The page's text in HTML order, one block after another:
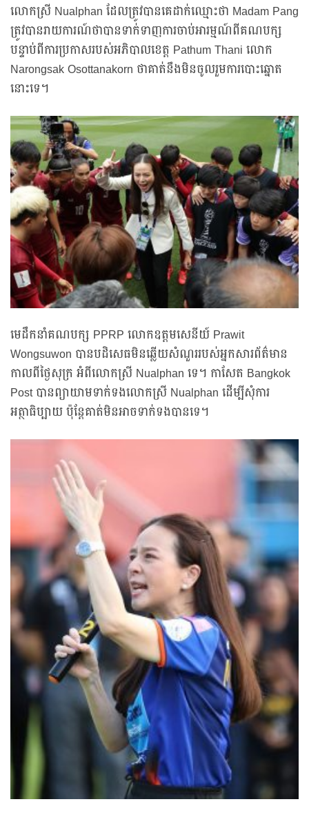
លោកស្រី Nualphan ដែលត្រូវបានគេដាក់ឈ្មោះថា Madam Pang
ត្រូវបានរាយការណ៍ថាបានទាក់ទាញការចាប់អារម្មណ៍ពីគណបក្ស
បន្ទាប់ពីការប្រកាសរបស់អភិបាលខេត្ត Pathum Thani លោក
Narongsak Osottanakorn ថាគាត់នឹងមិនចូលរួមការបោះឆ្នោត
នោះទេ។
មេដឹកនាំគណបក្ស PPRP លោកឧត្តមសេនីយ៍ Prawit
Wongsuwon បានបដិសេធមិនឆ្លើយសំណួររបស់អ្នកសារព័ត៌មាន
កាលពីថ្ងៃសុក្រ អំពីលោកស្រី Nualphan ទេ។ កាសែត Bangkok
Post បានព្យាយាមទាក់ទងលោកស្រី Nualphan ដើម្បីសុំការ
អត្ថាធិប្បាយ ប៉ុន្តែគាត់មិនអាចទាក់ទងបានទេ។